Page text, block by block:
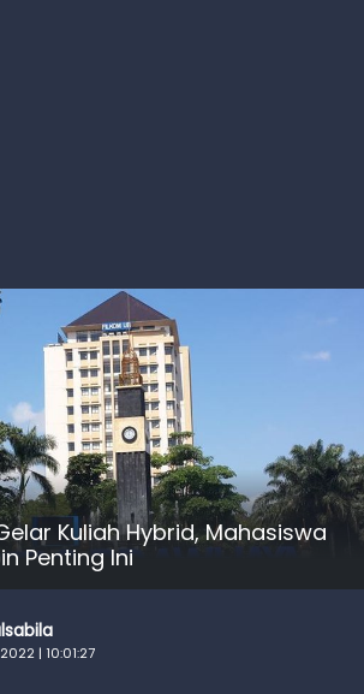
Kuliah Hybrid, Mahasiswa
Penting Ini
| 10:01:27